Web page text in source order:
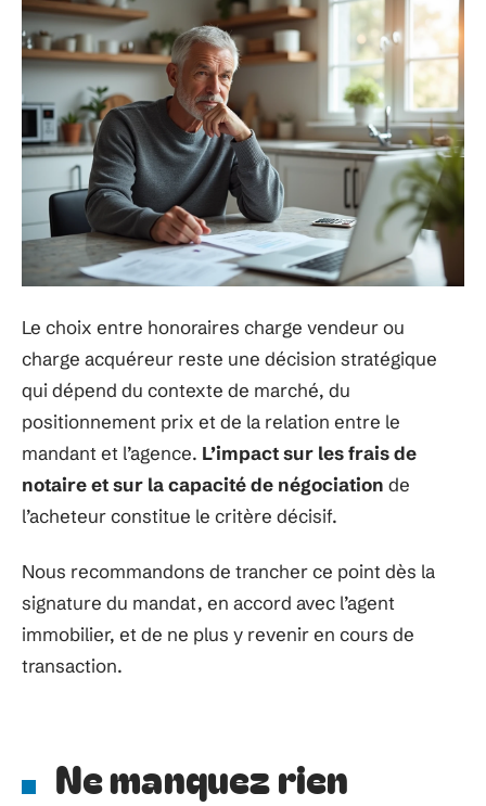
Le choix entre honoraires charge vendeur ou
charge acquéreur reste une décision stratégique
qui dépend du contexte de marché, du
positionnement prix et de la relation entre le
mandant et l’agence. L’impact sur les frais de
notaire et sur la capacité de négociation de
l’acheteur constitue le critère décisif.
Nous recommandons de trancher ce point dès la
signature du mandat, en accord avec l’agent
immobilier, et de ne plus y revenir en cours de
transaction.
Ne manquez rien